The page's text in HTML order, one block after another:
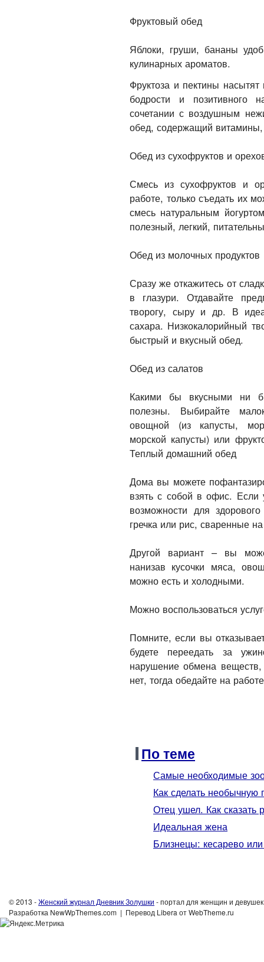
Фруктовый обед
Яблоки, груши, бананы
кулинарных ароматов.
Фруктоза и пектины
бодрости и позитивного
сочетании с воздушным
обед, содержащий
Обед из сухофруктов и
Смесь из сухофруктов и
работе, только съедать их
смесь натуральным
полезный, легкий,
Обед из молочных продуктов
Сразу же откажитесь от
в глазури. Отдавайте
творогу, сыру и др. В
сахара. Низкокалорийный
быстрый и вкусный обед.
Обед из салатов
Какими бы вкусными ни
полезны. Выбирайте
овощной (из капусты,
морской капусты) или
Теплый домашний обед
Дома вы можете
взять с собой в офис. Если
возможности для
гречка или рис, сваренные
Другой вариант – вы
нанизав кусочки мяса,
можно есть и холодными.
Можно воспользоваться
Помните, если вы
будете переедать за
нарушение обмена
нет, тогда обедайте на
По теме
Самые необходимые
Как сделать необычную
Отец ушел. Как сказать
Идеальная жена
Близнецы: кесарево
© 2013 -Женский журнал Дневник Золушки - портал для женщин и
Разработка NewWpThemes.com | Перевод Libera от WebTheme.ru